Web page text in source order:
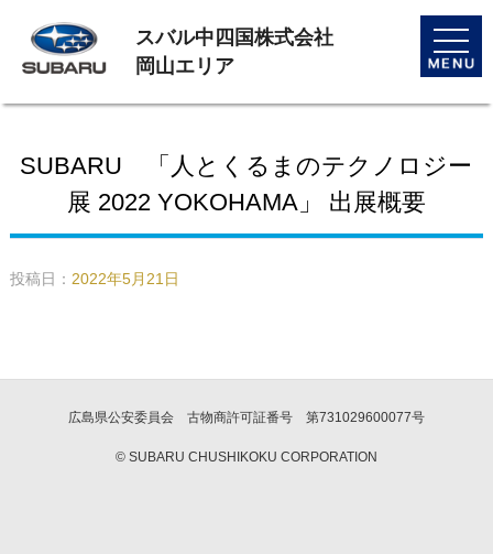
toggle
スバル中四国株式会社
岡山エリア
SUBARU 「人とくるまのテクノロジー
展 2022 YOKOHAMA」 出展概要
投稿日： 2022年5月21日
広島県公安委員会 古物商許可証番号 第731029600077号
© SUBARU CHUSHIKOKU CORPORATION